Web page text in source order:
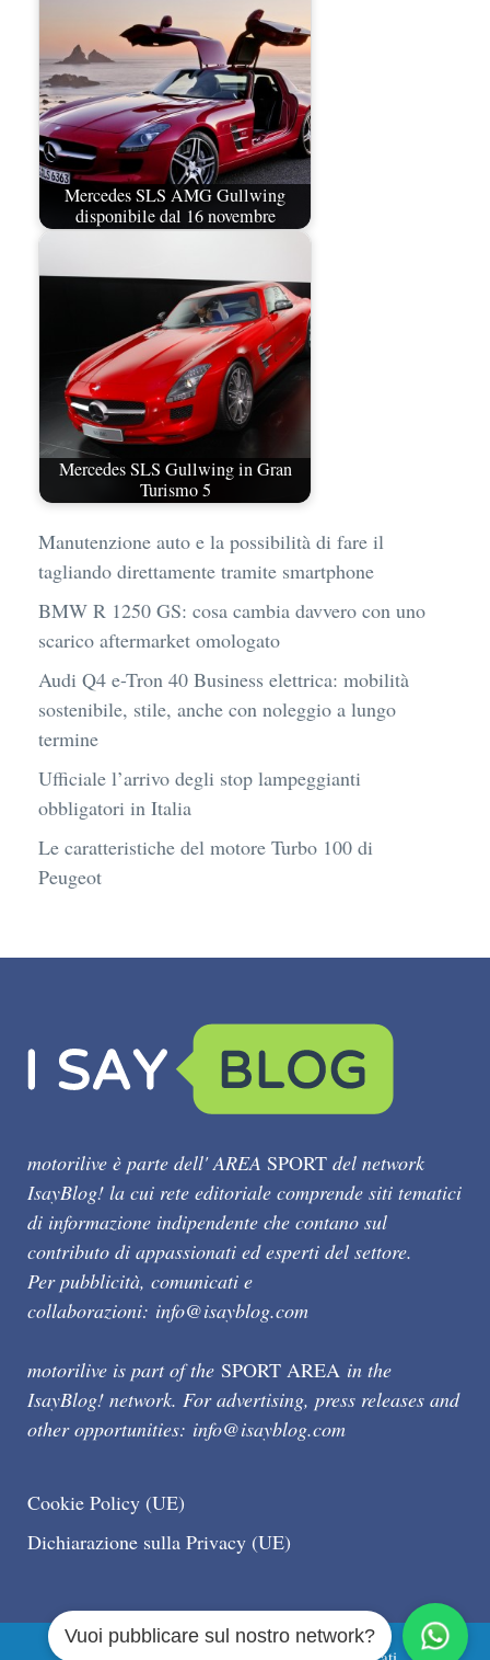
Mercedes SLS AMG Gullwing
disponibile dal 16 novembre
Mercedes SLS Gullwing in Gran
Turismo 5
Manutenzione auto e la possibilità di fare il
tagliando direttamente tramite smartphone
BMW R 1250 GS: cosa cambia davvero con uno
scarico aftermarket omologato
Audi Q4 e-Tron 40 Business elettrica: mobilità
sostenibile, stile, anche con noleggio a lungo
termine
Ufficiale l’arrivo degli stop lampeggianti
obbligatori in Italia
Le caratteristiche del motore Turbo 100 di
Peugeot
motorilive è parte dell' AREA SPORT del network
IsayBlog! la cui rete editoriale comprende siti tematici
di informazione indipendente che contano sul
contributo di appassionati ed esperti del settore.
Per pubblicità, comunicati e
collaborazioni: info@isayblog.com
motorilive is part of the SPORT AREA in the
IsayBlog! network. For advertising, press releases and
other opportunities: info@isayblog.com
Cookie Policy (UE)
Dichiarazione sulla Privacy (UE)
Vuoi pubblicare sul nostro network?